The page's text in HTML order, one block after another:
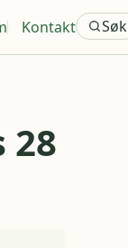
Kontakt Søk
28